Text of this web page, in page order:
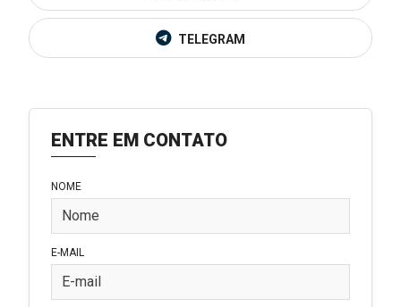
ENTRE EM CONTATO
NOME
E-MAIL
TELEGRAM